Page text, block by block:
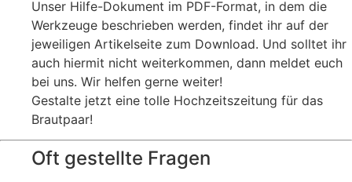
Unser Hilfe-Dokument im PDF-Format, in dem die
Werkzeuge beschrieben werden, findet ihr auf der
jeweiligen Artikelseite zum Download. Und solltet ihr
auch hiermit nicht weiterkommen, dann meldet euch
bei uns. Wir helfen gerne weiter!
Gestalte jetzt eine tolle Hochzeitszeitung für das
Brautpaar!
Oft gestellte Fragen